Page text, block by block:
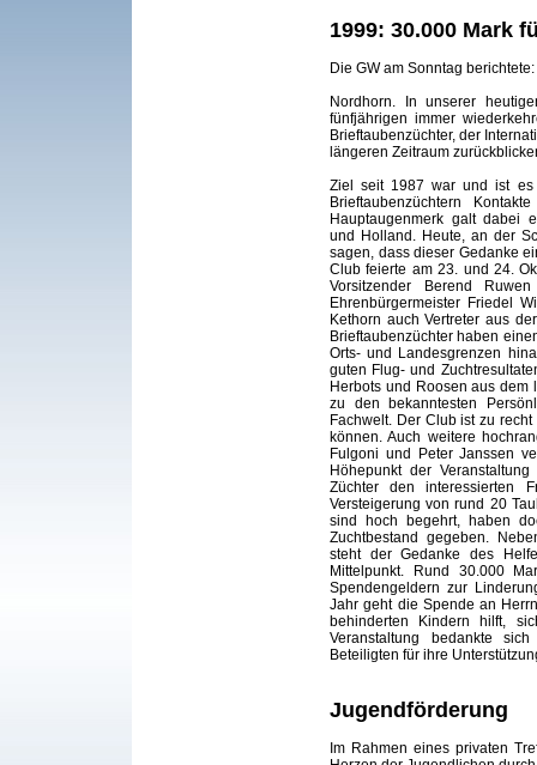
1999: 30.000 Mark
Die GW am Sonntag berichtete:
Nordhorn. In unserer
fünfjährigen immer
Brieftaubenzüchter, der
längeren Zeitraum
Ziel seit 1987 war und ist es
Brieftaubenzüchtern
Hauptaugenmerk galt dabei
und Holland. Heute, an der
sagen, dass dieser Gedanke
Club feierte am 23. und 24.
Vorsitzender Berend
Ehrenbürgermeister Friedel
Kethorn auch Vertreter aus
Brieftaubenzüchter haben
Orts- und Landesgrenzen
guten Flug- und
Herbots und Roosen aus dem
zu den bekanntesten
Fachwelt. Der Club ist zu
können. Auch weitere
Fulgoni und Peter Janssen
Höhepunkt der
Züchter den interessierten
Versteigerung von rund 20
sind hoch begehrt, haben
Zuchtbestand gegeben.
steht der Gedanke des
Mittelpunkt. Rund 30.000
Spendengeldern zur
Jahr geht die Spende an
behinderten Kindern hilft,
Veranstaltung bedankte
Beteiligten für ihre
Jugendförderung
Im Rahmen eines privaten